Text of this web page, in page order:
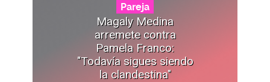
Pareja
Magaly Medina
arremete contra
Pamela Franco:
"Todavía sigues siendo
la clandestina"